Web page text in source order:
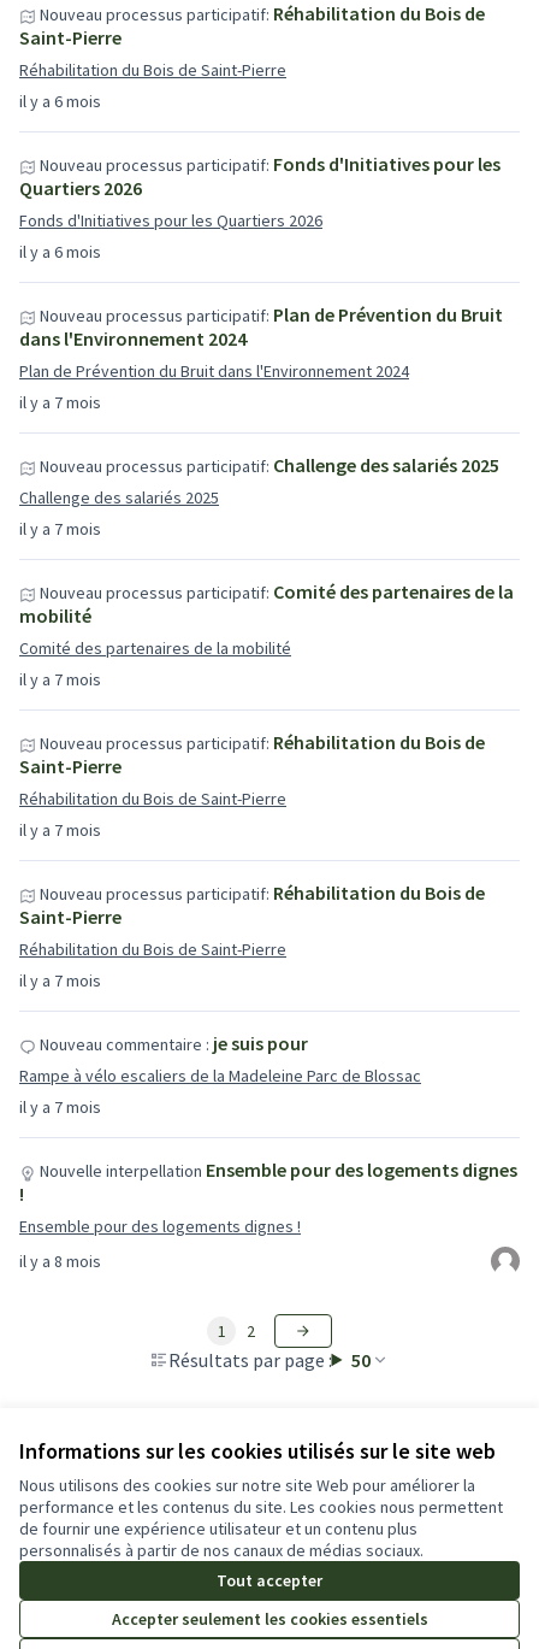
Informations sur les cookies utilisés sur le site web
Nous utilisons des cookies sur notre site Web pour améliorer la
performance et les contenus du site. Les cookies nous permettent
de fournir une expérience utilisateur et un contenu plus
personnalisés à partir de nos canaux de médias sociaux.
Tout accepter
Accepter seulement les cookies essentiels
il y a 6 mois
Nouveau processus participatif: Réhabilitation du Bois de
Saint-Pierre
Réhabilitation du Bois de Saint-Pierre
il y a 6 mois
Nouveau processus participatif: Fonds d'Initiatives pour les
Quartiers 2026
Fonds d'Initiatives pour les Quartiers 2026
il y a 7 mois
Nouveau processus participatif: Plan de Prévention du Bruit
dans l'Environnement 2024
Plan de Prévention du Bruit dans l'Environnement 2024
il y a 7 mois
Nouveau processus participatif: Challenge des salariés 2025
Challenge des salariés 2025
il y a 7 mois
Nouveau processus participatif: Comité des partenaires de la
mobilité
Comité des partenaires de la mobilité
il y a 7 mois
Nouveau processus participatif: Réhabilitation du Bois de
Saint-Pierre
Réhabilitation du Bois de Saint-Pierre
il y a 7 mois
Nouveau processus participatif: Réhabilitation du Bois de
Saint-Pierre
Réhabilitation du Bois de Saint-Pierre
il y a 7 mois
Nouveau commentaire : je suis pour
Rampe à vélo escaliers de la Madeleine Parc de Blossac
il y a 8 mois
Nouvelle interpellation Ensemble pour des logements dignes
!
Ensemble pour des logements dignes !
Résultats par page : 50
1 2
Conditions d'utilisation
Paramètres des cookies
Licence
(Lien